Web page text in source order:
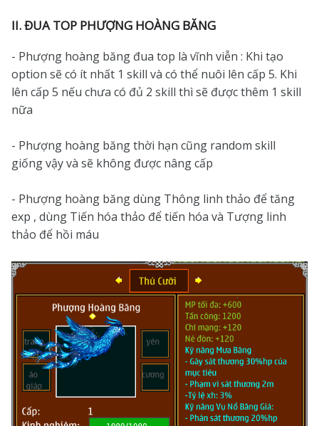
II. ĐUA TOP PHƯỢNG HOÀNG BĂNG
- Phượng hoàng băng đua top là vĩnh viễn : Khi tạo
option sẽ có ít nhất 1 skill và có thể nuôi lên cấp 5. Khi
lên cấp 5 nếu chưa có đủ 2 skill thì sẽ được thêm 1 skill
nữa
- Phượng hoàng băng thời hạn cũng random skill
giống vậy và sẽ không được nâng cấp
- Phượng hoàng băng dùng Thông linh thảo để tăng
exp , dùng Tiến hóa thảo để tiến hóa và Tượng linh
thảo để hồi máu